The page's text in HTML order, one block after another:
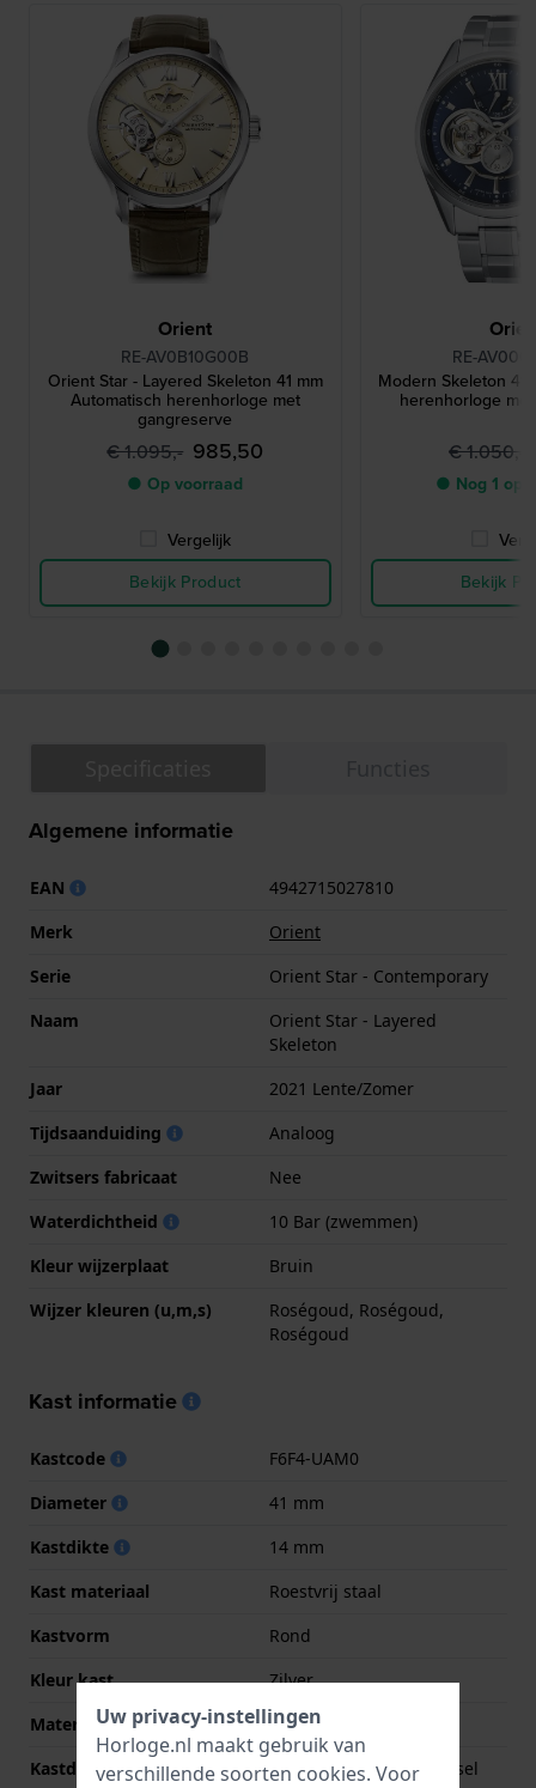
Orient
RE-AV0B10G00B
Orient Star - Layered Skeleton 41 mm
Automatisch herenhorloge met
gangreserve
€ 1.095,- 985,50
● Op voorraad
Vergelijk
Bekijk Product
RE-
Modern Skeleton 41
herenhorloge
€ 1.050,-
● Nog 1 op
Bekijk
Algemene informatie
EAN
4942715027810
Merk
Orient
Serie
Orient Star - Contemporary
Naam
Orient Star - Layered
Skeleton
Jaar
2021 Lente/Zomer
Tijdsaanduiding
Analoog
Zwitsers fabricaat
Nee
Waterdichtheid
10 Bar (zwemmen)
Kleur wijzerplaat
Bruin
Wijzer kleuren (u,m,s)
Roségoud, Roségoud,
Roségoud
Kast informatie
Kastcode
F6F4-UAM0
Diameter
41 mm
Kastdikte
14 mm
Kast materiaal
Roestvrij staal
Kastvorm
Rond
Kleur kast
Zilver
Materiaal kastdeksel
Roestvrij staal
Kastdeksel
Geschroefde achterdeksel
Uw privacy-instellingen
Horloge.nl maakt gebruik van
verschillende soorten cookies. Voor